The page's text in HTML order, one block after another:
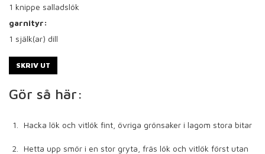
1 knippe salladslök
garnityr:
1 själk(ar) dill
SKRIV UT
Gör så här:
Hacka lök och vitlök fint, övriga grönsaker i lagom stora bitar
Hetta upp smör i en stor gryta, fräs lök och vitlök först utan